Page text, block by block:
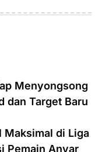
Menyongsong
dan Target Baru
Maksimal di Liga
Pemain Anyar